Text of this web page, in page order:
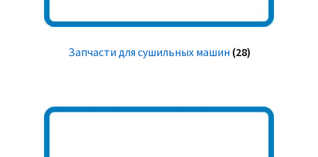
Запчасти для сушильных машин (28)